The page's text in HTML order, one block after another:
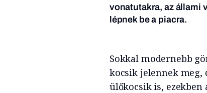
vonatutakra, az állami
lépnek be a piacra.
Sokkal modernebb
kocsik jelennek meg,
ülőkocsik is,